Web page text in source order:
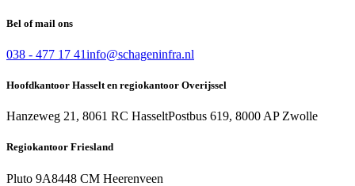
Bel of mail ons
038 - 477 17 41info@schageninfra.nl
Hoofdkantoor Hasselt en regiokantoor Overijssel
Hanzeweg 21, 8061 RC HasseltPostbus 619, 8000 AP Zwolle
Regiokantoor Friesland
Pluto 9A8448 CM Heerenveen